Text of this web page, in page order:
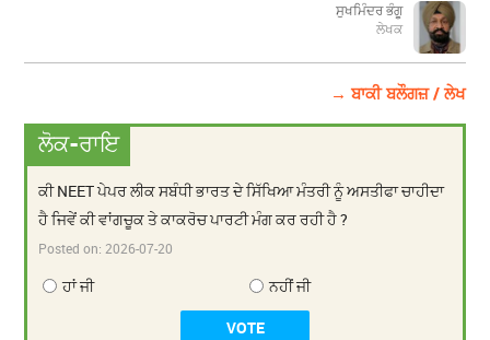
ਸੁਖਮਿੰਦਰ ਭੰਗੂ
ਲੇਖਕ
→ ਬਾਕੀ ਬਲੌਗਜ਼ / ਲੇਖ
ਲੋਕ-ਰਾਇ
ਕੀ NEET ਪੇਪਰ ਲੀਕ ਸਬੰਧੀ ਭਾਰਤ ਦੇ ਸਿੱਖਿਆ ਮੰਤਰੀ ਨੂੰ ਅਸਤੀਫਾ ਚਾਹੀਦਾ
ਹੈ ਜਿਵੇਂ ਕੀ ਵਾਂਗਚੂਕ ਤੇ ਕਾਕਰੋਚ ਪਾਰਟੀ ਮੰਗ ਕਰ ਰਹੀ ਹੈ ?
Posted on:2026-07-20
ਹਾਂ ਜੀ ਨਹੀਂ ਜੀ